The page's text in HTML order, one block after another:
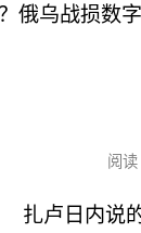
俄乌战损数
阅读
扎卢日内说